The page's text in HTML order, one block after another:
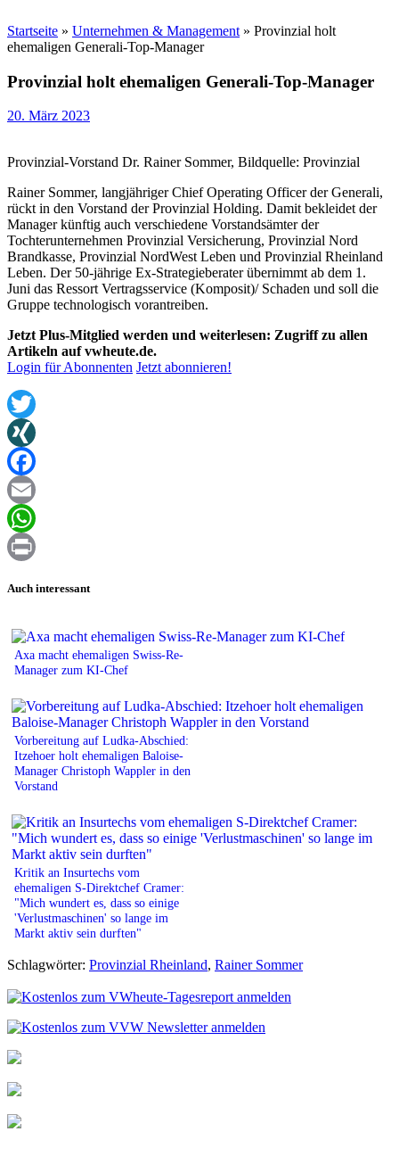
Startseite » Unternehmen & Management » Provinzial holt
ehemaligen Generali-Top-Manager
Provinzial holt ehemaligen Generali-Top-Manager
20. März 2023
Provinzial-Vorstand Dr. Rainer Sommer, Bildquelle: Provinzial
Rainer Sommer, langjähriger Chief Operating Officer der Generali,
rückt in den Vorstand der Provinzial Holding. Damit bekleidet der
Manager künftig auch verschiedene Vorstandsämter der
Tochterunternehmen Provinzial Versicherung, Provinzial Nord
Brandkasse, Provinzial NordWest Leben und Provinzial Rheinland
Leben. Der 50-jährige Ex-Strategieberater übernimmt ab dem 1.
Juni das Ressort Vertragsservice (Komposit)/ Schaden und soll die
Gruppe technologisch vorantreiben.
Jetzt Plus-Mitglied werden und weiterlesen: Zugriff zu allen
Artikeln auf vwheute.de.
Login für Abonnenten Jetzt abonnieren!
Twitter
XING
Facebook
Email
WhatsApp
Auch interessant
Axa macht ehemaligen Swiss-Re-
Manager zum KI-Chef
Vorbereitung auf Ludka-Abschied:
Itzehoer holt ehemaligen Baloise-
Manager Christoph Wappler in den
Vorstand
Kritik an Insurtechs vom
ehemaligen S-Direktchef Cramer:
"Mich wundert es, dass so einige
'Verlustmaschinen' so lange im
Markt aktiv sein durften"
Schlagwörter: Provinzial Rheinland, Rainer Sommer